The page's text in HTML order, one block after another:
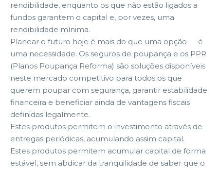
rendibilidade, enquanto os que não estão ligados a
fundos garantem o capital e, por vezes, uma
rendibilidade mínima.
Planear o futuro hoje é mais do que uma opção — é
uma necessidade. Os seguros de poupança e os PPR
(Planos Poupança Reforma) são soluções disponíveis
neste mercado competitivo para todos os que
querem poupar com segurança, garantir estabilidade
financeira e beneficiar ainda de vantagens fiscais
definidas legalmente.
Estes produtos permitem o investimento através de
entregas periódicas, acumulando assim capital.
Estes produtos permitem acumular capital de forma
estável, sem abdicar da tranquilidade de saber que o